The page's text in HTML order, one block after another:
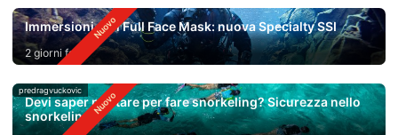
Immersioni con Full Face Mask: nuova Specialty SSI
2 giorni fa
predragvuckovic
Devi saper nuotare per fare snorkeling? Sicurezza nello
snorkeling